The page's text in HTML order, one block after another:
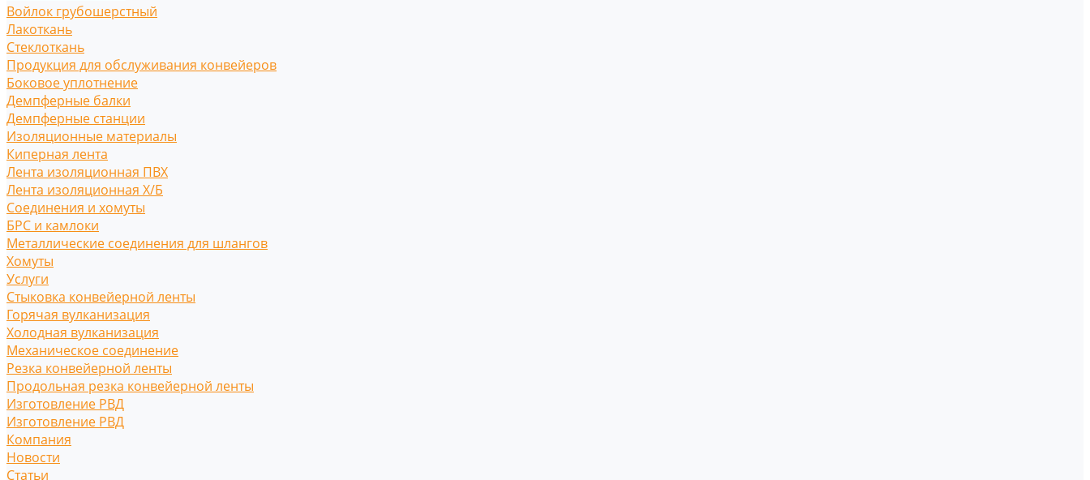
Войлок грубошерстный
Лакоткань
Стеклоткань
Продукция для обслуживания конвейеров
Боковое уплотнение
Демпферные балки
Демпферные станции
Изоляционные материалы
Киперная лента
Лента изоляционная ПВХ
Лента изоляционная Х/Б
Соединения и хомуты
БРС и камлоки
Металлические соединения для шлангов
Хомуты
Услуги
Стыковка конвейерной ленты
Горячая вулканизация
Холодная вулканизация
Механическое соединение
Резка конвейерной ленты
Продольная резка конвейерной ленты
Изготовление РВД
Изготовление РВД
Компания
Новости
Статьи